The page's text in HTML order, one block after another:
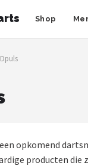
Shop
Dpuls
opkomend
producten die